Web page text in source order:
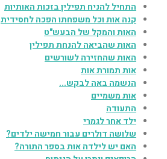
התחיל להניח תפילין בזכות האותיות
קנה אות וכל משפחתו הפכה לחסידית
האות והמקל של הבעש"ט
האות שהביאה להנחת תפילין
האות שהחזירה לשורשים
אות תמורת אות
הנשמה באה לבקש...
אות משמיים
התעודה
ילד אחר לגמרי
שלושה דולרים עבור חמישה ילדים?
האם יש לילדה אות בספר התורה?